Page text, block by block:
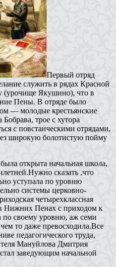
Первый отряд
служить в рядах Красной
(урочище Якушино), что в
Пены. В отряде было
— молодые крестьянские
трое с хутора
с повстанческими отрядами,
широкую болотистую пойму
открыта начальная школа,
сказать ,что
уступала по уровню
системы церковно-
четырехклассная
Нижних Пенах с приходом к
по своему уровню, аж семи
то даже превосходила.Все
педагогического труда,
Мануйлова Дмитрия
заведующим начальной